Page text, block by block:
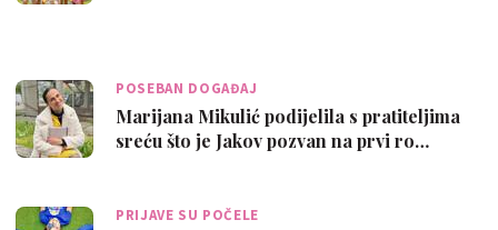
POSEBAN DOGAĐAJ
Marijana Mikulić podijelila s pratiteljima
sreću što je Jakov pozvan na prvi ro…
PRIJAVE SU POČELE